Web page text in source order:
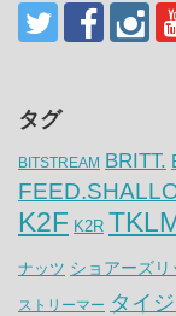
タグ
BITSTREAM BRITT.
K2F K2R
ナッツ ショアーズリ
ストリーマー タイ